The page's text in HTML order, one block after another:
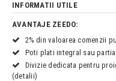
INFORMATII UTILE
AVANTAJE ZEEDO:
2% din valoarea comenzii
Poti plati integral sau
Divizie dedicata pentru
(detalii)